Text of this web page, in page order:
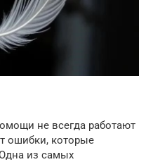
не всегда работают
ошибки, которые
из самых